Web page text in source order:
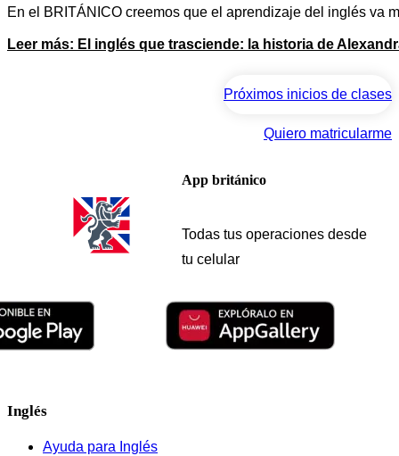
En el BRITÁNICO creemos que el aprendizaje del inglés va
Leer más: El inglés que trasciende: la historia de
Próximos inicios de clases
Quiero matricularme
App británico
Todas tus operaciones desde
tu celular
Inglés
Ayuda para Inglés